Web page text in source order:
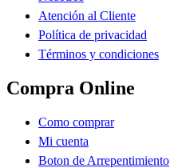
Atención al Cliente
Política de privacidad
Términos y condiciones
Compra Online
Como comprar
Mi cuenta
Boton de Arrepentimiento